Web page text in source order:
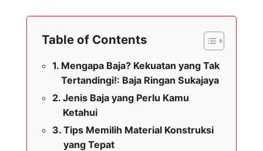
Table of Contents
Mengapa Baja? Kekuatan yang Tak
Tertandingi!: Baja Ringan Sukajaya
Jenis Baja yang Perlu Kamu
Ketahui
Tips Memilih Material Konstruksi
yang Tepat